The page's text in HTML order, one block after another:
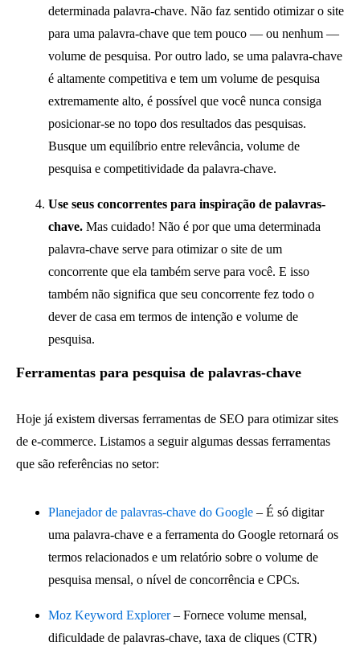
determinada palavra-chave. Não faz sentido otimizar o site
para uma palavra-chave que tem pouco — ou nenhum —
volume de pesquisa. Por outro lado, se uma palavra-chave
é altamente competitiva e tem um volume de pesquisa
extremamente alto, é possível que você nunca consiga
posicionar-se no topo dos resultados das pesquisas.
Busque um equilíbrio entre relevância, volume de
pesquisa e competitividade da palavra-chave.
Use seus concorrentes para inspiração de palavras-
chave. Mas cuidado! Não é por que uma determinada
palavra-chave serve para otimizar o site de um
concorrente que ela também serve para você. E isso
também não significa que seu concorrente fez todo o
dever de casa em termos de intenção e volume de
pesquisa.
Ferramentas para pesquisa de palavras-chave
Hoje já existem diversas ferramentas de SEO para otimizar sites
de e-commerce. Listamos a seguir algumas dessas ferramentas
que são referências no setor:
Planejador de palavras-chave do Google – É só digitar
uma palavra-chave e a ferramenta do Google retornará os
termos relacionados e um relatório sobre o volume de
pesquisa mensal, o nível de concorrência e CPCs.
Moz Keyword Explorer– Fornece volume mensal,
dificuldade de palavras-chave, taxa de cliques (CTR)